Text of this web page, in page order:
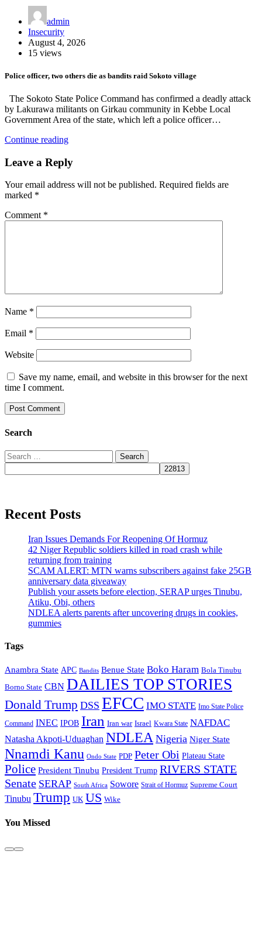
admin
Insecurity
August 4, 2026
15 views
Police officer, two others die as bandits raid Sokoto village
The Sokoto State Police Command has confirmed a deadly attack
by Lakurawa militants on Girkau community in Kebbe Local
Government Area of the state, which left a police officer…
Continue reading
Leave a Reply
Your email address will not be published. Required fields are
marked *
Comment *
Name *
Email *
Website
Save my name, email, and website in this browser for the next
time I comment.
Search
Search
for:
Recent Posts
Iran Issues Demands For Reopening Of Hormuz
42 Niger Republic soldiers killed in road crash while
returning from training
SCAM ALERT: MTN warns subscribers against fake 25GB
anniversary data giveaway
Publish your assets before election, SERAP urges Tinubu,
Atiku, Obi, others
NDLEA alerts parents after uncovering drugs in cookies,
gummies
Tags
Anambra State APC Bandits Benue State Boko Haram Bola Tinubu
Borno State CBN DAILIES TOP STORIES
Donald Trump DSS EFCC IMO STATE Imo State Police
Command INEC IPOB Iran Iran war Israel Kwara State NAFDAC
Natasha Akpoti-Uduaghan NDLEA Nigeria Niger State
Nnamdi Kanu Ondo State PDP Peter Obi Plateau State
Police President Tinubu President Trump RIVERS STATE
Senate SERAP South Africa Sowore Strait of Hormuz Supreme Court
Tinubu Trump UK US Wike
You Missed